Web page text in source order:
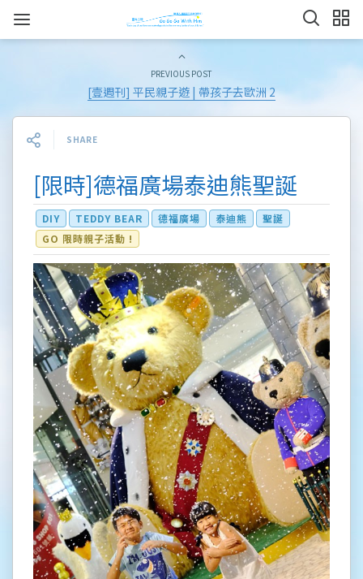
PREVIOUS POST
[壹週刊] 平民親子遊 | 帶孩子去歐洲 2
SHARE
[限時]德福廣場泰迪熊聖誕
DIY TEDDY BEAR 德福廣場 泰迪熊
聖誕
GO 限時親子活動 !